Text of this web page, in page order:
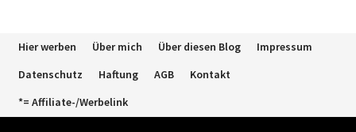
Hier werben Über mich Über diesen Blog
Impressum
Datenschutz
Haftung AGB
Kontakt
*= Affiliate-/Werbelink